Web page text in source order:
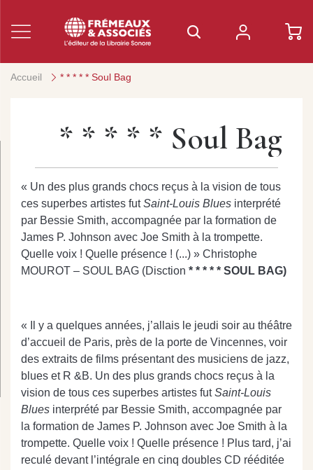
Accueil * * * * * Soul Bag
* * * * * Soul Bag
« Un des plus grands chocs reçus à la vision de tous
ces superbes artistes futSaint-Louis Blues interprété
par Bessie Smith, accompagnée par la formation de
James P. Johnson avec Joe Smith à la trompette.
Quelle voix ! Quelle présence ! (...) » Christophe
MOUROT – SOUL BAG (Disction * * * * * SOUL BAG)
« Il y a quelques années, j’allais le jeudi soir au théâtre
d’accueil de Paris, près de la porte de Vincennes, voir
des extraits de films présentant des musiciens de jazz,
blues et R &B. Un des plus grands chocs reçus à la
vision de tous ces superbes artistes futSaint-Louis
Blues interprété par Bessie Smith, accompagnée par
la formation de James P. Johnson avec Joe Smith à la
trompette. Quelle voix ! Quelle présence ! Plus tard, j’ai
reculé devant l’intégrale en cinq doubles CD rééditée